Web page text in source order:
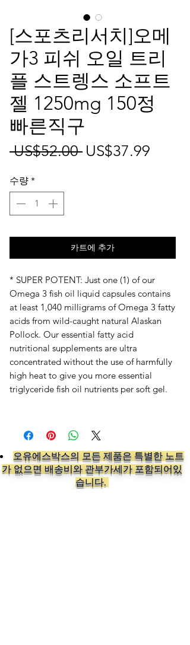
[스포츠리서치]오메
가3 피쉬 오일 트리
플 스트렝스 소프트
젤 1250mg 150정
빠른직구
US$52.00 일
US$37.99
수량 *
카트에 추가
* SUPER POTENT: Just one (1) of our
Omega 3 fish oil liquid capsules contains
at least 1,040 milligrams of Omega 3 fatty
acids from wild-caught natural Alaskan
Pollock. Our essential fatty acid
nutritional supplements are ultra
concentrated without the use of harmfully
high heat to give you more essential
triglyceride fish oil nutrients per soft gel.
오유에스박스의 ​모든 제품은 특별한 노트
가 없으면 배송비와 관부가세가 포함되어있
습니다.